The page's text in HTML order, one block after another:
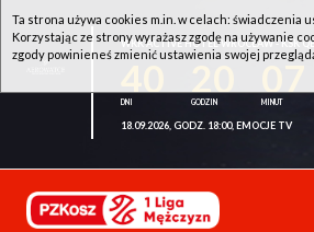
WKK ACTIVE HOTEL WROCŁAW - KSK
18.09.2026, GODZ. 18:00, EMOCJE TV
Ta strona używa cookies m.in. w celach: świadczenia
Korzystając ze strony wyrażasz zgodę na używanie
zgody powinieneś zmienić ustawienia swojej